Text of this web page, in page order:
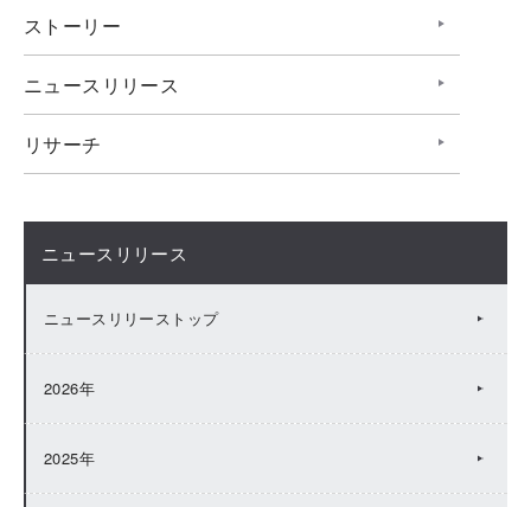
ストーリー
ニュースリリース
リサーチ
ニュースリリース
ニュースリリーストップ
2026年
2025年